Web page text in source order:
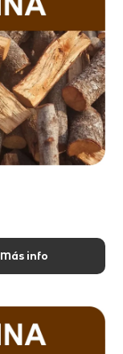
Más info